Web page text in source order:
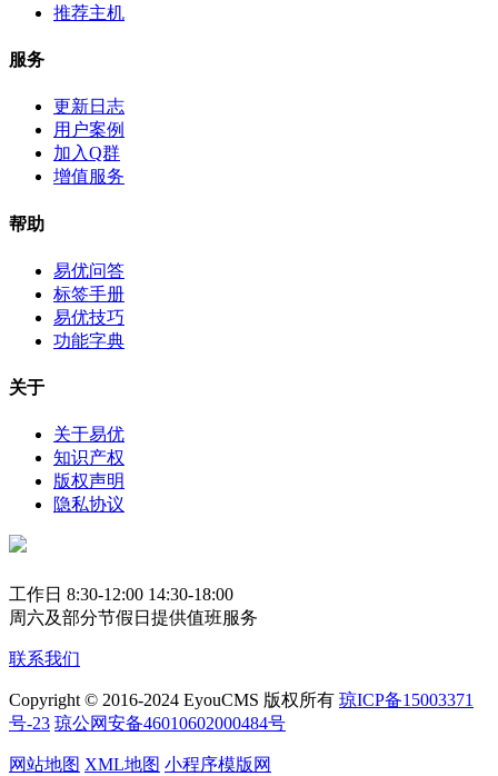
推荐主机
服务
更新日志
用户案例
加入Q群
增值服务
帮助
易优问答
标签手册
易优技巧
功能字典
关于
关于易优
知识产权
版权声明
隐私协议
工作日 8:30-12:00 14:30-18:00
周六及部分节假日提供值班服务
联系我们
Copyright © 2016-2024 EyouCMS 版权所有 琼ICP备15003371
号-23 琼公网安备46010602000484号
网站地图 XML地图 小程序模版网